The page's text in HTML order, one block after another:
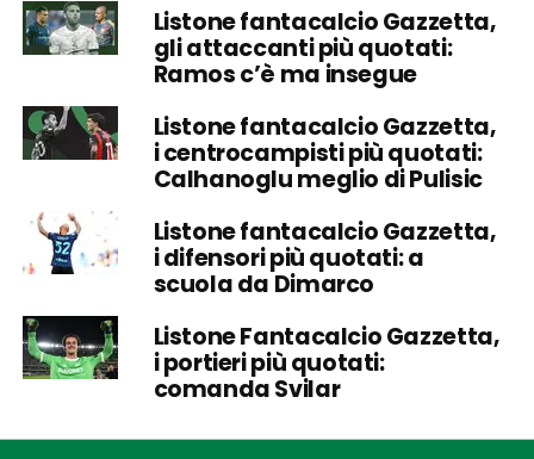
Listone fantacalcio Gazzetta,
gli attaccanti più quotati:
Ramos c’è ma insegue
Listone fantacalcio Gazzetta,
i centrocampisti più quotati:
Calhanoglu meglio di Pulisic
Listone fantacalcio Gazzetta,
i difensori più quotati: a
scuola da Dimarco
Listone Fantacalcio Gazzetta,
i portieri più quotati:
comanda Svilar